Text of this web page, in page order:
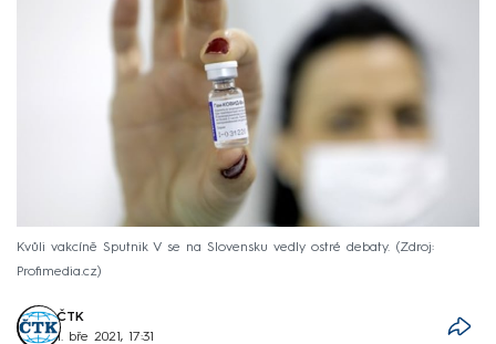
Kvůli vakcíně Sputnik V se na Slovensku vedly ostré debaty.
Zdroj:
Profimedia.cz
ČTK
1. bře 2021, 17:31